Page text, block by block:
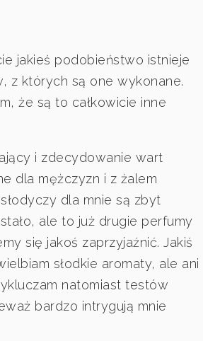
jakieś podobieństwo istnieje
z których są one wykonane.
że są to całkowicie inne
i zdecydowanie wart
dla mężczyzn i z żalem
dla mnie są zbyt
ale to już drugie perfumy
się jakoś zaprzyjaźnić. Jakiś
słodkie aromaty, ale ani
natomiast testów
bardzo intrygują mnie